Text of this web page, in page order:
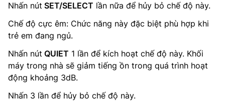
Nhấn nút SET/SELECT lần nữa để hủy bỏ chế độ này.
Chế độ cực êm: Chức năng này đặc biệt phù hợp khi
trẻ em đang ngủ.
Nhấn nút QUIET 1 lần để kích hoạt chế độ này. Khối
máy trong nhà sẽ giảm tiếng ồn trong quá trình hoạt
động khoảng 3dB.
Nhấn 3 lần để hủy bỏ chế độ này.